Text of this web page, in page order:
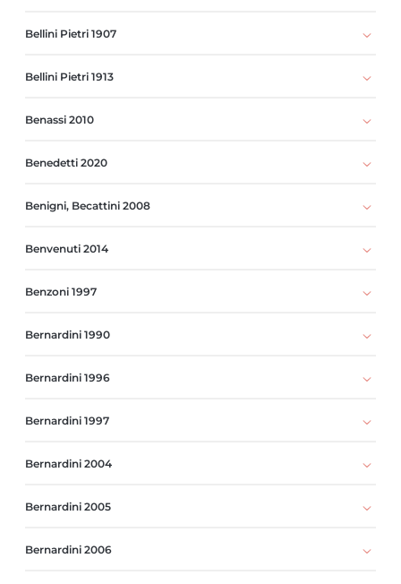
Bellini Pietri 1907
Bellini Pietri 1913
Benassi 2010
Benedetti 2020
Benigni, Becattini 2008
Benvenuti 2014
Benzoni 1997
Bernardini 1990
Bernardini 1996
Bernardini 1997
Bernardini 2004
Bernardini 2005
Bernardini 2006